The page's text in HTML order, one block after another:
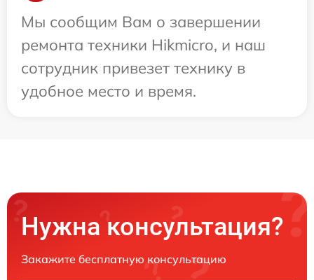
Мы сообщим Вам о завершении
ремонта техники Hikmicro, и наш
сотрудник привезет технику в
удобное место и время.
Нужна консультация?
Закажите бесплатную консультацию